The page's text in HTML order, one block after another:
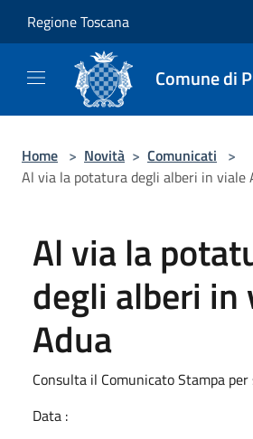
Regione Toscana
Comune di
Home > Novità > Comunicati >
Al via la potatura degli alberi in viale
Al via la
degli alberi in
Adua
Consulta il Comunicato Stampa per
Data :